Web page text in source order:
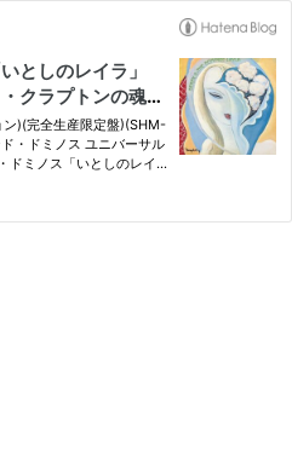
としのレイラ」
クラプトンの魂が
歌手」だ （おす
)(完全生産限定盤)(SHM-
・ドミノス ユニバーサル
ドミノス「いとしのレイ
して楽しむ。 例外的な…